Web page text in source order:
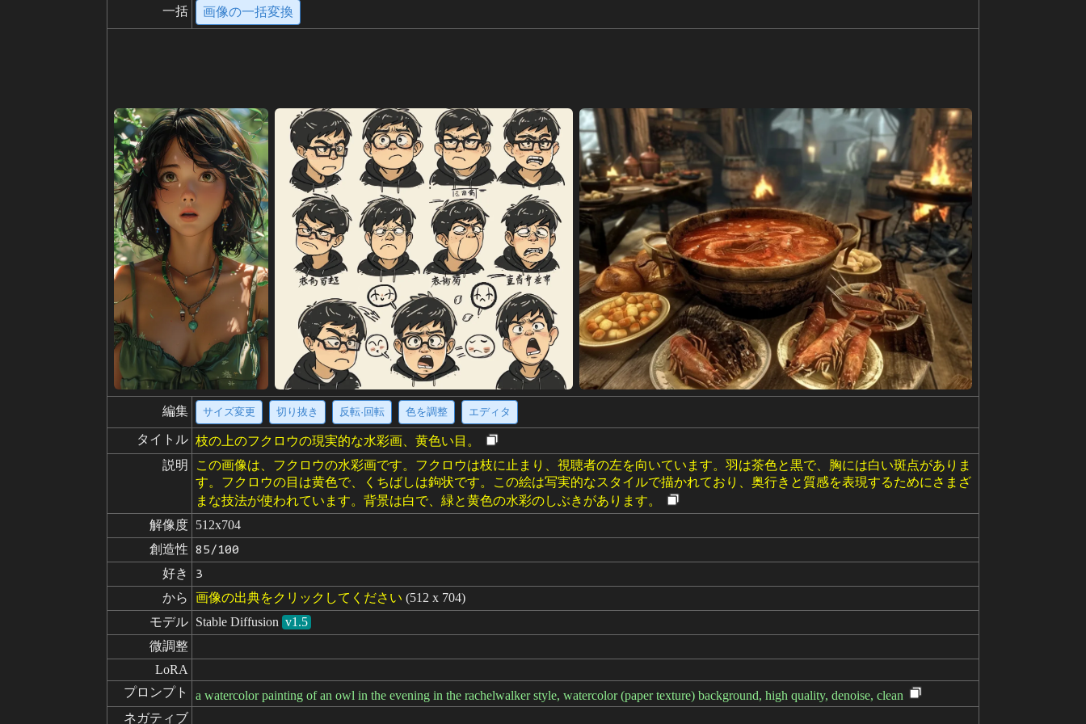
一括 画像の一括変換
編集 サイズ変更 切り抜き 反転·回転 色を調整 エディタ
タイトル 枝の上のフクロウの現実的な水彩画、黄色い目。
説明
この画像は、フクロウの水彩画です。フクロウは枝に止まり、視聴者の左を向いています。羽は茶色と黒で、胸には白い斑点がありま
す。フクロウの目は黄色で、くちばしは鉤状です。この絵は写実的なスタイルで描かれており、奥行きと質感を表現するためにさまざ
まな技法が使われています。背景は白で、緑と黄色の水彩のしぶきがあります。
解像度 512x704
創造性
85/100
好き 3
から 画像の出典をクリックしてください (512 x 704)
モデル Stable Diffusion v1.5
微調整
LoRA
プロンプト
a watercolor painting of an owl in the evening in the rachelwalker style, watercolor (paper texture) background, high quality, denoise, clean
ネガティブ